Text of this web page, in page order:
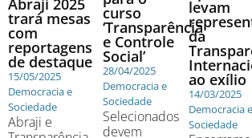
trará mesas
com
reportagens
de destaque
15/05/2025
Democracia e
Sociedade
Abraji e
curso
‘Transparência
e Controle
Social’
28/04/2025
Democracia e
Sociedade
Selecionados
devem
levam
da
ao exílio
14/03/2025
Democracia e
Sociedade